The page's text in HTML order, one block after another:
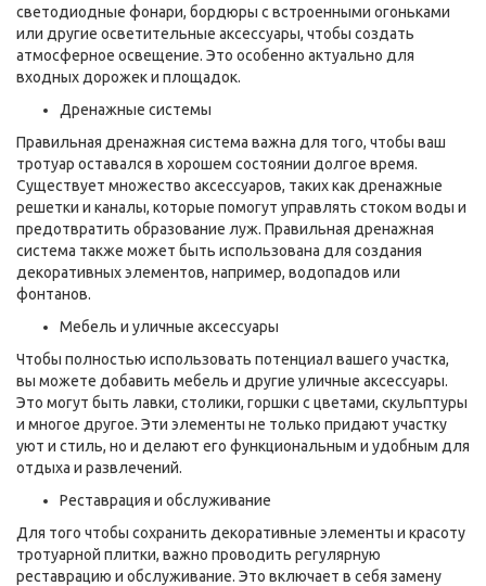
светодиодные фонари, бордюры с встроенными огоньками
или другие осветительные аксессуары, чтобы создать
атмосферное освещение. Это особенно актуально для
входных дорожек и площадок.
Дренажные системы
Правильная дренажная система важна для того, чтобы ваш
тротуар оставался в хорошем состоянии долгое время.
Существует множество аксессуаров, таких как дренажные
решетки и каналы, которые помогут управлять стоком воды и
предотвратить образование луж. Правильная дренажная
система также может быть использована для создания
декоративных элементов, например, водопадов или
фонтанов.
Мебель и уличные аксессуары
Чтобы полностью использовать потенциал вашего участка,
вы можете добавить мебель и другие уличные аксессуары.
Это могут быть лавки, столики, горшки с цветами, скульптуры
и многое другое. Эти элементы не только придают участку
уют и стиль, но и делают его функциональным и удобным для
отдыха и развлечений.
Реставрация и обслуживание
Для того чтобы сохранить декоративные элементы и красоту
тротуарной плитки, важно проводить регулярную
реставрацию и обслуживание. Это включает в себя замену